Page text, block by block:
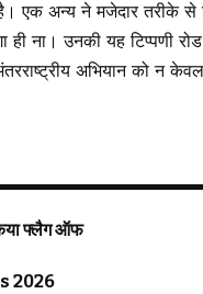
एक अन्य ने मजेदार तरीके
ही ना। उनकी यह टिप्पणी
अभियान को न
फ्लैग ऑफ
2026